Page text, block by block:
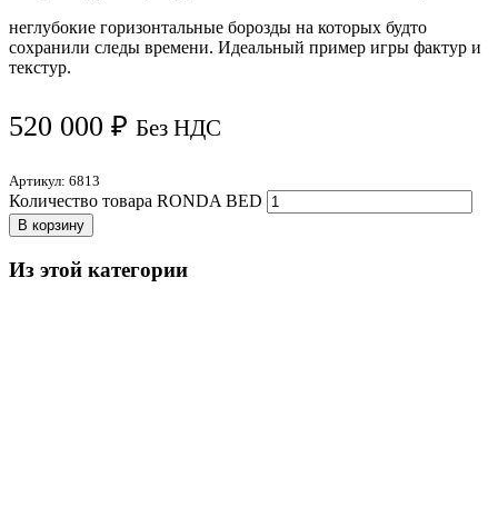
неглубокие горизонтальные борозды на которых будто
сохранили следы времени. Идеальный пример игры фактур и
текстур.
520 000 ₽ Без НДС
Артикул: 6813
Количество товара RONDA BED
В корзину
Из этой категории